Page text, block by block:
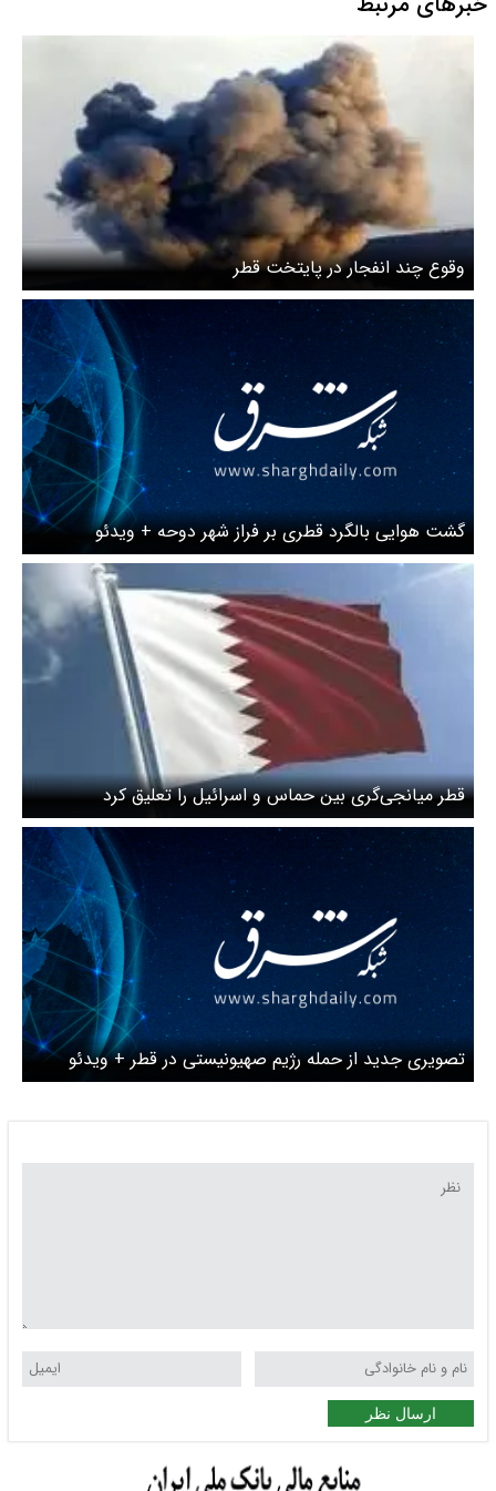
وقوع چند انفجار در پایتخت قطر
گشت هوایی بالگرد قطری بر فراز شهر دوحه + ویدئو
قطر میانجی‌گری بین حماس و اسرائیل را تعلیق کرد
تصویری جدید از حمله رژیم صهیونیستی در قطر + ویدئو
ارسال نظر